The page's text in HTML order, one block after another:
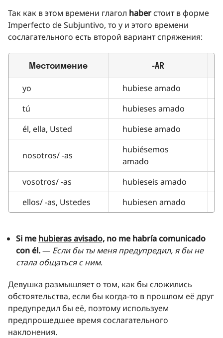
Так как в этом времени глагол haberстоит в форме
Imperfecto de Subjuntivo, то у и этого времени
сослагательного есть второй вариант спряжения:
Местоимение -AR
yo hubiese amado
tú
hubieses amado
él, ella, Usted
hubiese amado
nosotros/ -as
hubiésemos
amado
vosotros/ -as
hubieseis amado
ellos/ -as, Ustedes
hubiesen amado
Si me hubieras avisado, no me habría comunicado
con él.— Если бы ты меня предупредил, я бы не
стала общаться с ним.
Девушка размышляет о том, как бы сложились
обстоятельства, если бы когда-то в прошлом её друг
предупредил бы её, поэтому используем
предпрошедшее время сослагательного
наклонения.